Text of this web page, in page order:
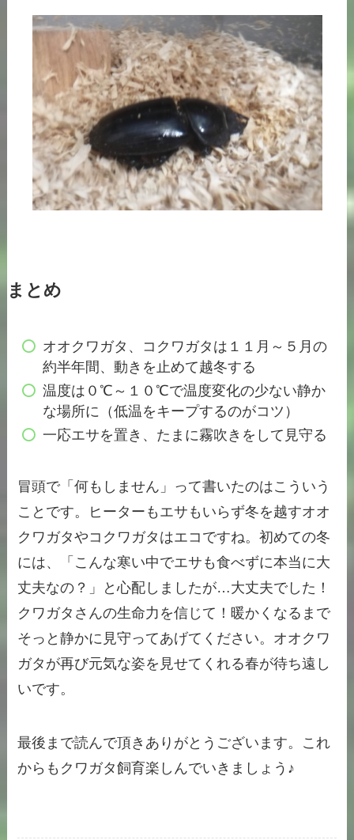
まとめ
オオクワガタ、コクワガタは１１月～５月の
約半年間、動きを止めて越冬する
温度は０℃～１０℃で温度変化の少ない静か
な場所に（低温をキープするのがコツ）
一応エサを置き、たまに霧吹きをして見守る
冒頭で「何もしません」って書いたのはこういう
ことです。ヒーターもエサもいらず冬を越すオオ
クワガタやコクワガタはエコですね。初めての冬
には、「こんな寒い中でエサも食べずに本当に大
丈夫なの？」と心配しましたが…大丈夫でした！
クワガタさんの生命力を信じて！暖かくなるまで
そっと静かに見守ってあげてください。オオクワ
ガタが再び元気な姿を見せてくれる春が待ち遠し
いです。
最後まで読んで頂きありがとうございます。これ
からもクワガタ飼育楽しんでいきましょう♪